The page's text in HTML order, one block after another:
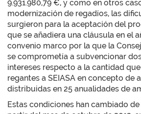
9.931.980,79 €, y como en otros
modernización de regadíos, las
surgieron para la aceptación del
que se añadiera una cláusula en el
convenio marco por la que la
se comprometía a subvencionar
intereses respecto a la cantidad
regantes a SEIASA en concepto de
distribuidas en 25 anualidades de
Estas condiciones han cambiado